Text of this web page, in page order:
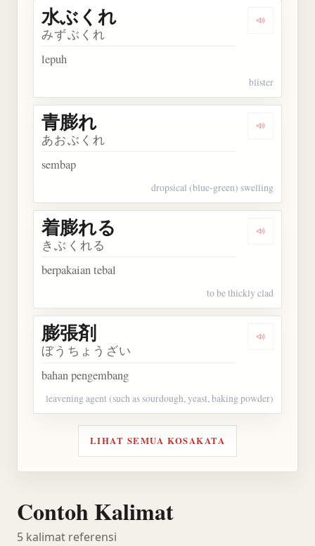
Dengarkan
水ぶくれ
みずぶくれ
lepuh
blister
Dengarkan
青膨れ
あおぶくれ
sembap
dropsical (blue-green) swelling
Dengarkan
着膨れる
きぶくれる
berpakaian tebal
to be thickly clad
Dengarkan
膨張剤
ぼうちょうざい
bahan pengembang
leavening agent (such as sourdough, yeast, baking powder)
LIHAT SEMUA KOSAKATA
Contoh Kalimat
5 kalimat referensi